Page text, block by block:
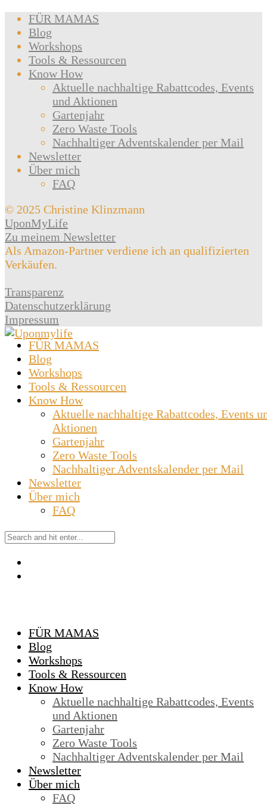
FÜR MAMAS
Blog
Workshops
Tools & Ressourcen
Know How
Aktuelle nachhaltige Rabattcodes, Events
und Aktionen
Gartenjahr
Zero Waste Tools
Nachhaltiger Adventskalender per Mail
Newsletter
Über mich
FAQ
© 2025 Christine Klinzmann
UponMyLife
Zu meinem Newsletter
Als Amazon-Partner verdiene ich an qualifizierten
Verkäufen.
Transparenz
Datenschutzerklärung
Impressum
FÜR MAMAS
Blog
Workshops
Tools & Ressourcen
Know How
Aktuelle nachhaltige Rabattcodes, Events
Aktionen
Gartenjahr
Zero Waste Tools
Nachhaltiger Adventskalender per Mail
Newsletter
Über mich
FAQ
FÜR MAMAS
Blog
Workshops
Tools & Ressourcen
Know How
Aktuelle nachhaltige Rabattcodes, Events
und Aktionen
Gartenjahr
Zero Waste Tools
Nachhaltiger Adventskalender per Mail
Newsletter
Über mich
FAQ